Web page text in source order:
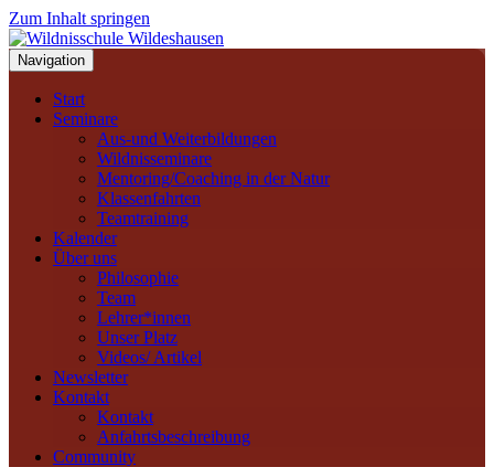
Zum Inhalt springen
Navigation
Start
Seminare
Aus-und Weiterbildungen
Wildnisseminare
Mentoring/Coaching in der Natur
Klassenfahrten
Teamtraining
Kalender
Über uns
Philosophie
Team
Lehrer*innen
Unser Platz
Videos/ Artikel
Newsletter
Kontakt
Kontakt
Anfahrtsbeschreibung
Community